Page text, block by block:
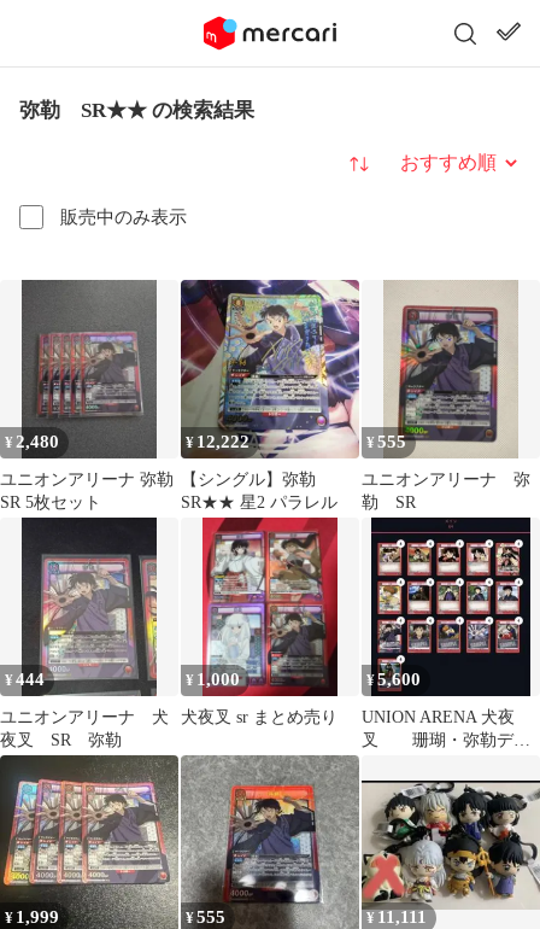
弥勒 SR★★ の検索結果
販売中のみ表示
並び替え
¥ 2,480
ユニオンアリーナ 弥勒
SR 5枚セット
¥ 12,222
【シングル】弥勒
SR★★ 星2 パラレル
¥555
ユニオンアリーナ 弥
勒 SR
¥444
ユニオンアリーナ 犬
夜叉 SR 弥勒
¥ 1,000
犬夜叉 sr まとめ売り
¥5,600
UNION ARENA 犬夜
叉 珊瑚・弥勒デッ
¥ 1,999 ¥555 ¥ 11,111